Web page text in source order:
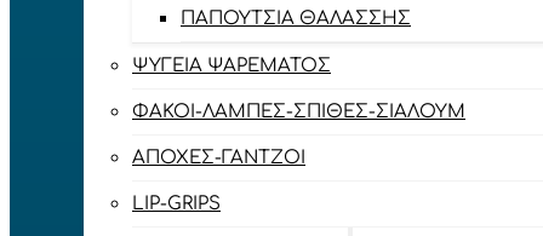
ΠΑΠΟΎΤΣΙΑ ΘΑΛΆΣΣΗΣ
ΨΥΓΕΊΑ ΨΑΡΈΜΑΤΟΣ
ΦΑΚΟΊ-ΛΆΜΠΕΣ-ΣΠΊΘΕΣ-ΣΊΑΛΟΥΜ
ΑΠΌΧΕΣ-ΓΆΝΤΖΟΙ
LIP-GRIPS